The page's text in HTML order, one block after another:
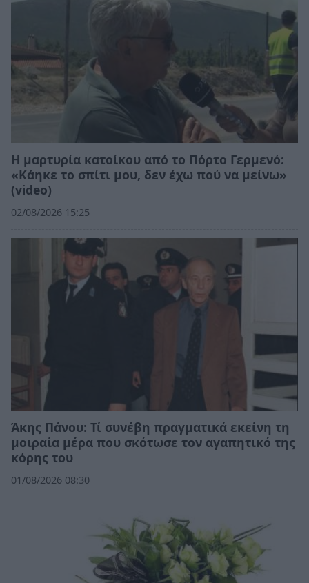
Η μαρτυρία κατοίκου από το Πόρτο Γερμενό:
«Κάηκε το σπίτι μου, δεν έχω πού να μείνω»
(video)
02/08/2026 15:25
Άκης Πάνου: Τί συνέβη πραγματικά εκείνη τη
μοιραία μέρα που σκότωσε τον αγαπητικό της
κόρης του
01/08/2026 08:30